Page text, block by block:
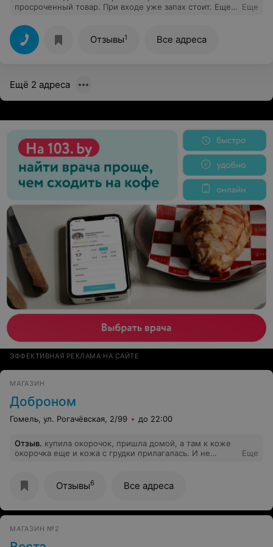
просроченный товар. При входе уже запах стоит. Еще
ужасно.
Еще
Отзывы1 Все адреса
Ещё 2 адреса
ЭФФЕКТИВНАЯ РЕКЛАМА НА САЙТЕ
МАГАЗИН
Доброном
Гомель, ул. Рогачёвская, 2/99 до 22:00
Отзыв. купила окорочок, пришла домой, а там к коже
окорочка еще и кожа с грудки прилагалась. И не
Еще
Отзывы6 Все адреса
МАГАЗИН №2